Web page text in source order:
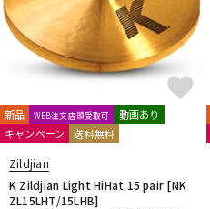
新品 WEB注文店頭受取可
動画あり
キャンペーン
送料無料
Zildjian
K Zildjian Light HiHat 15 pair [NK
ZL15LHT/15LHB]